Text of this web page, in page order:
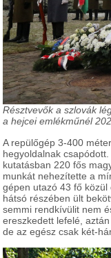
Résztvevők a szlovák
a hejcei emlékműnél
A repülőgép 3-400
hegyoldalnak
kutatásban 220 fős
munkát nehezítette a
gépen utazó 43 fő
hátsó részében ült
semmi rendkívülit nem
ereszkedett lefelé,
de az egész csak két-